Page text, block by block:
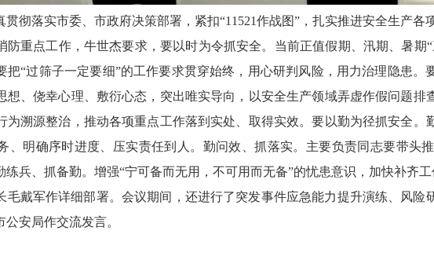
贯彻落实市委、市政府决策部署，紧扣“11521作战图”，扎实推进安全生产各
防重点工作，牛世杰要求，要以时为令抓安全。当前正值假期、汛期、暑
把“过筛子一定要细”的工作要求贯穿始终，用心研判风险，用力治理隐患
想、侥幸心理、敷衍心态，突出唯实导向，以安全生产领域弄虚作假问题
为溯源整治，推动各项重点工作落到实处、取得实效。要以勤为径抓安全
、明确序时进度、压实责任到人。勤问效、抓落实。主要负责同志要带头
兵、抓备勤。增强“宁可备而无用，不可用而无备”的忧患意识，加快补齐
毛戴军作详细部署。会议期间，还进行了突发事件应急能力提升演练、风
安局作交流发言。